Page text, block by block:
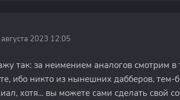
2023 12:05
так: за неимением аналогов смотрим в
ибо никто из нынешних дабберов,
хотя... вы можете сами сделать свой